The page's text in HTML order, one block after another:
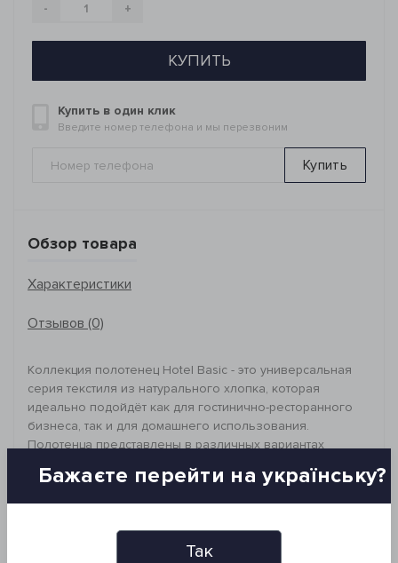
- +
КУПИТЬ
Купить в один клик
Введите номер телефона и мы перезвоним
Купить
Обзор товара
Характеристики
Отзывов (0)
Коллекция полотенец Hotel Basic - это универсальная
серия текстиля из натурального хлопка, которая
идеально подойдёт как для гостинично-ресторанного
бизнеса, так и для домашнего использования.
Полотенца представлены в различных вариантах
решение для любых потребностей. Широкая палитра
цветов и большой выбор размеров обеспечивают
_________________________________
Бажаєте перейти на українську?
Так